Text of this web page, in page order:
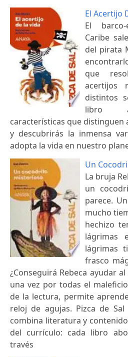
El Acertijo
El
Caribe
del pirata
que
acertijos
distintos
libro
características que distinguen
y descubrirás la inmensa
adopta la vida en nuestro
Un
La bruja
un
parece.
mucho
hechizo
lágrimas
lágrimas
frasco
¿Conseguirá Rebeca ayudar
una vez por todas el
de la lectura, permite
reloj de agujas. Pizca de
combina literatura y
del currículo: cada libro
través